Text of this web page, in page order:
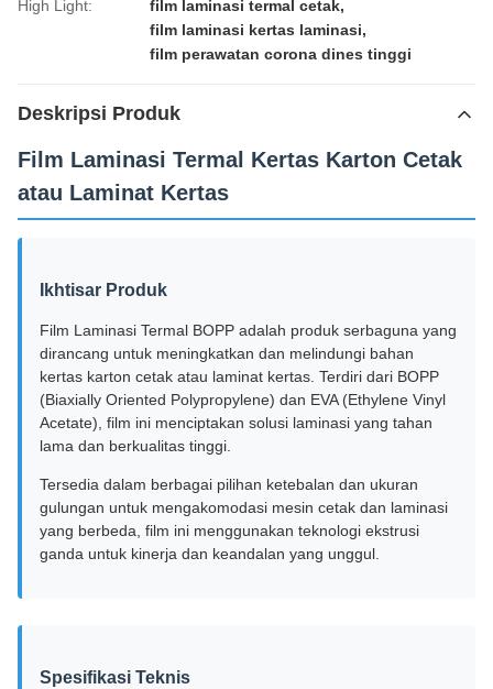
High Light:
film laminasi termal cetak,
film laminasi kertas laminasi,
film perawatan corona dines tinggi
Deskripsi Produk
Film Laminasi Termal Kertas Karton Cetak
atau Laminat Kertas
Ikhtisar Produk
Film Laminasi Termal BOPP adalah produk serbaguna yang
dirancang untuk meningkatkan dan melindungi bahan
kertas karton cetak atau laminat kertas. Terdiri dari BOPP
(Biaxially Oriented Polypropylene) dan EVA (Ethylene Vinyl
Acetate), film ini menciptakan solusi laminasi yang tahan
lama dan berkualitas tinggi.
Tersedia dalam berbagai pilihan ketebalan dan ukuran
gulungan untuk mengakomodasi mesin cetak dan laminasi
yang berbeda, film ini menggunakan teknologi ekstrusi
ganda untuk kinerja dan keandalan yang unggul.
Spesifikasi Teknis